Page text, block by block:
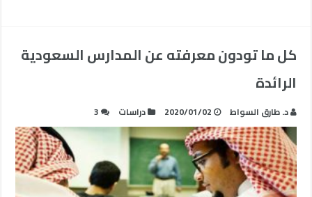
كل ما تودون معرفته عن المدارس السعودية
الرائدة
د. طارق السواط 2020/01/02 دراسات 3